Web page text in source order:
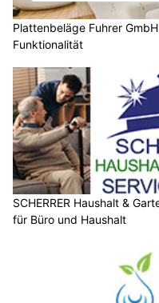
Plattenbeläge Fuhrer
Funktionalität
SCHERRER Haushalt &
für Büro und Haushalt